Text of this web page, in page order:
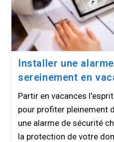
Installer une
sereinement en
Partir en vacances
pour profiter pleinement
une alarme de sécurité
la protection de votre